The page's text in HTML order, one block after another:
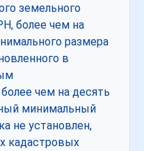
земельного
более чем на
размера
в
чем на десять
минимальный
не установлен,
кадастровых